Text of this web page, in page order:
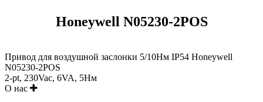
Honeywell N05230-2POS
Привод для воздушной заслонки 5/10Нм IP54 Honeywell
N05230-2POS
2-pt, 230Vac, 6VA, 5Нм
О нас